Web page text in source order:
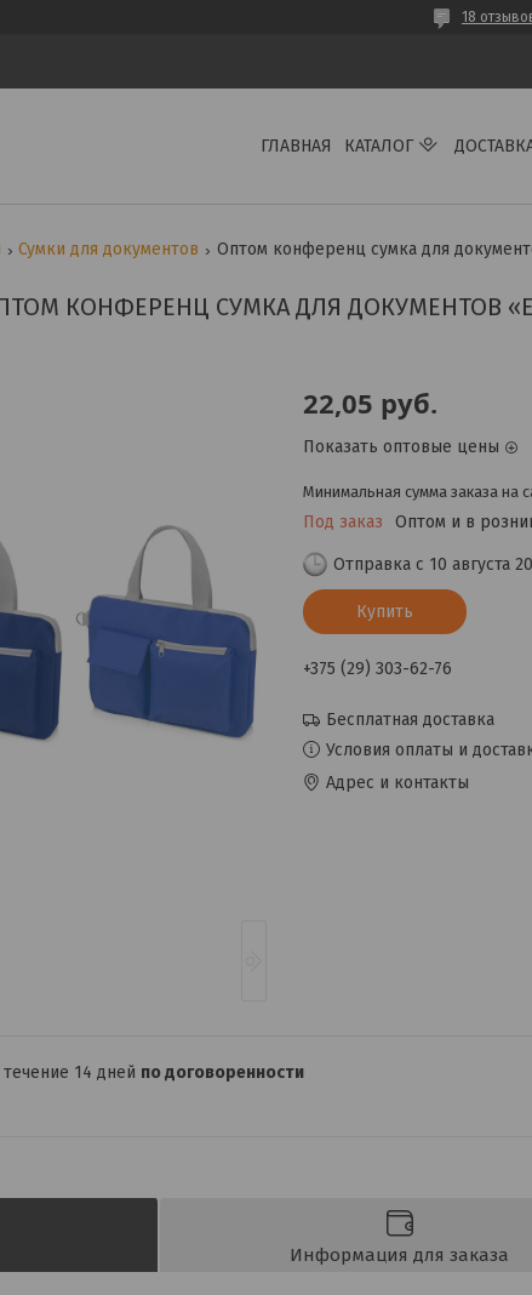
18
ГЛАВНАЯ КАТАЛОГ
Сумки для документов Оптом конференц сумка для
КОНФЕРЕНЦ СУМКА ДЛЯ ДОКУМЕНТОВ
22,05 руб.
Показать оптовые цены
Минимальная сумма заказа на
Под заказ Оптом и в
Отправка с 10 августа
Купить
+375 (29) 303-62-76
Бесплатная доставка
Условия оплаты и
Адрес и контакты
14 дней по договоренности
Информация для заказа